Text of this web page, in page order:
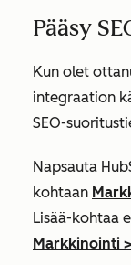
Pääsy
Kun olet
integraation
SEO-
Napsauta
kohtaan
Lisää-kohtaa
Markkinointi >